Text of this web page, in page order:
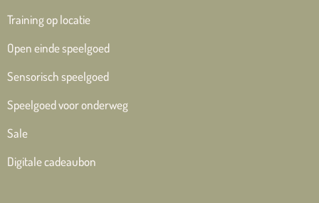
Training op locatie
Open einde speelgoed
Sensorisch speelgoed
Speelgoed voor onderweg
Sale
Digitale cadeaubon